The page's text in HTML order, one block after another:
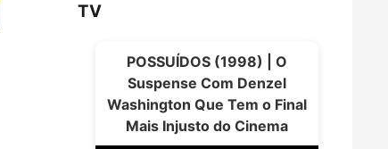
TV
POSSUÍDOS (1998) | O
Suspense Com Denzel
Washington Que Tem o Final
Mais Injusto do Cinema